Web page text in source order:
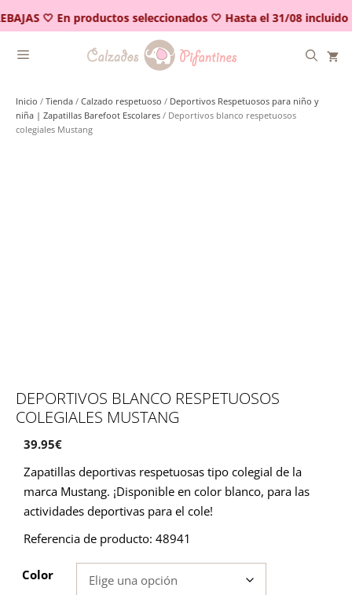
🤍 En productos seleccionados 🤍 Hasta el 31/08 incluido
al
contenido
Inicio / Tienda / Calzado respetuoso / Deportivos Respetuosos para niño y
niña | Zapatillas Barefoot Escolares / Deportivos blanco respetuosos
colegiales Mustang
DEPORTIVOS BLANCO RESPETUOSOS
COLEGIALES MUSTANG
39.95€
Zapatillas deportivas respetuosas tipo colegial de la
marca Mustang. ¡Disponible en color blanco, para las
actividades deportivas para el cole!
Referencia de producto: 48941
Color